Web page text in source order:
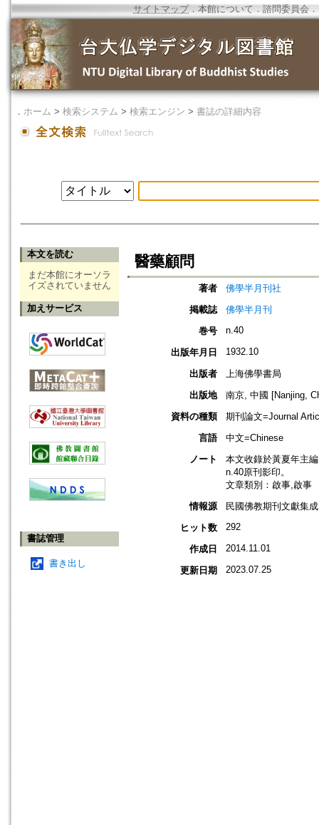
サイトマップ．本館について ． 諮問委員会 ．
． ホーム > 検索システム > 検索エンジン > 書誌の詳細内容
本文を読む
まだ本館にオーソラ
イズされていません
加えサービス
書誌管理
書き出し
醫藥顧問
著者
佛學半月刊社
掲載誌
佛學半月刊
巻号
n.40
出版年月日 1932.10
出版者
上海佛學書局
出版地
南京, 中國 [Nanjing,
資料の種類
期刊論文=Journal
言語
中文=Chinese
ノート
本文收錄於黃夏年主
n.40原刊影印。
文章類別：啟事,啟事
情報源
民國佛教期刊文獻集
ヒット数
292
作成日 2014.11.01
更新日期 2023.07.25